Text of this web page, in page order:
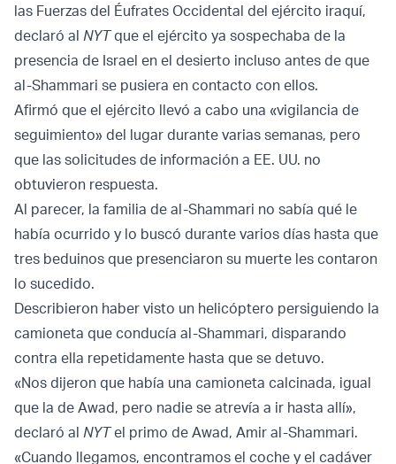
las Fuerzas del Éufrates Occidental del ejército iraquí,
declaró al NYTque el ejército ya sospechaba de la
presencia de Israel en el desierto incluso antes de que
al-Shammari se pusiera en contacto con ellos.
Afirmó que el ejército llevó a cabo una «vigilancia de
seguimiento» del lugar durante varias semanas, pero
que las solicitudes de información a EE. UU. no
obtuvieron respuesta.
Al parecer, la familia de al-Shammari no sabía qué le
había ocurrido y lo buscó durante varios días hasta que
tres beduinos que presenciaron su muerte les contaron
lo sucedido.
Describieron haber visto un helicóptero persiguiendo la
camioneta que conducía al-Shammari, disparando
contra ella repetidamente hasta que se detuvo.
«Nos dijeron que había una camioneta calcinada, igual
que la de Awad, pero nadie se atrevía a ir hasta allí»,
declaró al NYTel primo de Awad, Amir al-Shammari.
«Cuando llegamos, encontramos el coche y el cadáver